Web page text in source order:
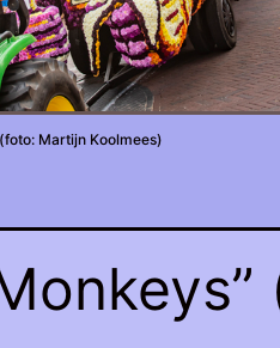
(foto: Martijn Koolmees)